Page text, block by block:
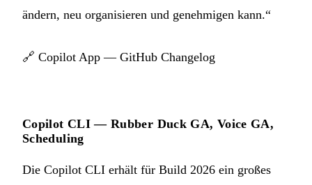
ändern, neu organisieren und genehmigen kann.“
🔗 Copilot App — GitHub Changelog
Copilot CLI — Rubber Duck GA, Voice GA,
Scheduling
Die Copilot CLI erhält für Build 2026 ein großes